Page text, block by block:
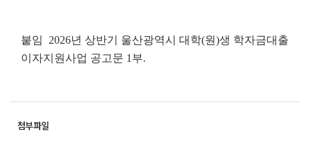
붙임 2026년 상반기 울산광역시 대학(원)생 학자금대출
이자지원사업 공고문 1부.